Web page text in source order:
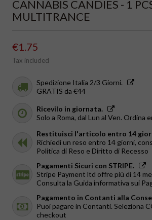
CANNABIS CANDIES - 1
MULTITRANCE
€1.75
Tax included
Spedizione Italia 2/3 Giorni.
GRATIS da €44
Ricevilo in giornata.
Solo a Roma, dal Lun al Ven. Ordina
Restituisci l'articolo entro 14
Richiedi un reso entro 14 giorni,
Politica di Reso e Diritto di Recesso
Pagamenti Sicuri con STRIPE.
Stripe Payment ltd offre più di 14
Consulta la Guida informativa sui
Pagamento in Contanti alla
Puoi pagare in Contanti. Seleziona
checkout